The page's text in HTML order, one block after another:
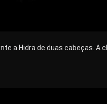
a Hidra de duas cabeças. A